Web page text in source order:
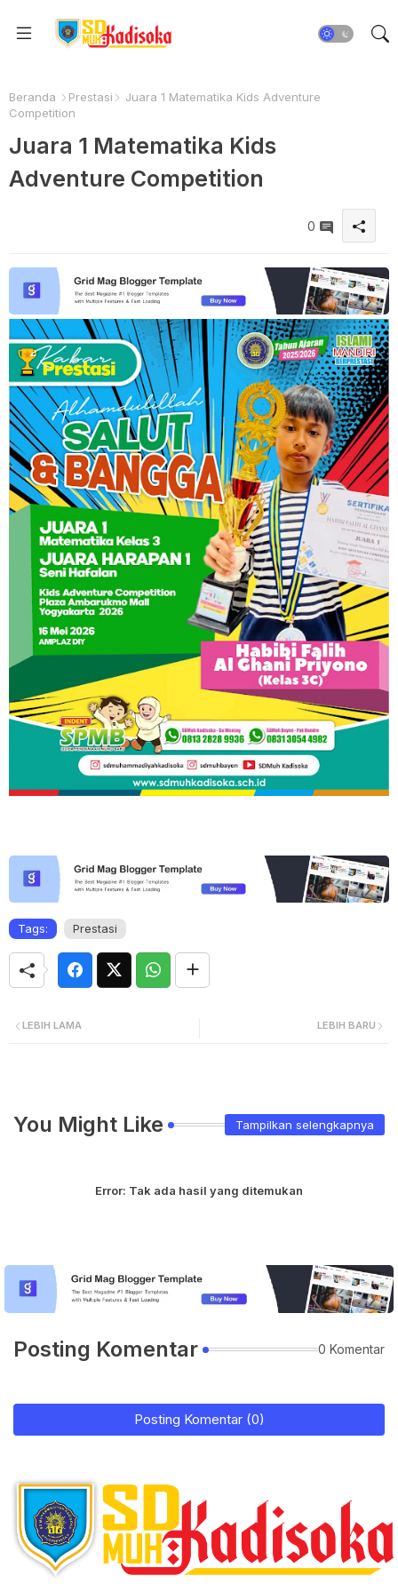
Beranda Prestasi
Juara 1 Matematika Kids Adventure
Competition
Juara 1 Matematika Kids
Adventure Competition
0
Tags: Prestasi
LEBIH BARU
LEBIH LAMA
You Might Like Tampilkan selengkapnya
Error: Tak ada hasil yang ditemukan
Posting Komentar 0 Komentar
Posting Komentar (0)